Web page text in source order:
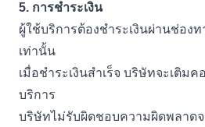
5. การชำระเงิน
ผู้ใช้บริการต้องชำระเงินผ่านช่อง
เท่านั้น
เมื่อชำระเงินสำเร็จ บริษัทจะเติม
บริการ
บริษัทไม่รับผิดชอบความผิดพลาด